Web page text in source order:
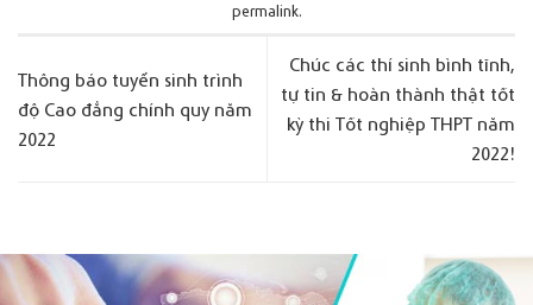
permalink.
Thông báo tuyển sinh trình
độ Cao đẳng chính quy năm
2022
Chúc các thí sinh bình tĩnh,
tự tin & hoàn thành thật tốt
kỳ thi Tốt nghiệp THPT năm
2022!